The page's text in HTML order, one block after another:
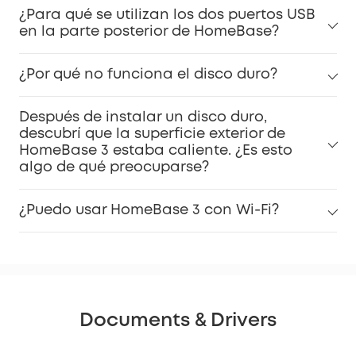
¿Para qué se utilizan los dos puertos USB
en la parte posterior de HomeBase?
¿Por qué no funciona el disco duro?
Después de instalar un disco duro,
descubrí que la superficie exterior de
HomeBase 3 estaba caliente. ¿Es esto
algo de qué preocuparse?
¿Puedo usar HomeBase 3 con Wi-Fi?
Documents & Drivers